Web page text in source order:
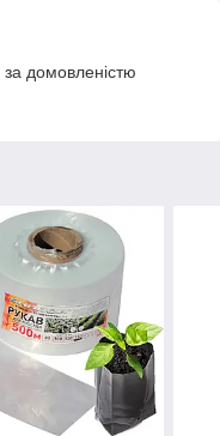
домовленістю